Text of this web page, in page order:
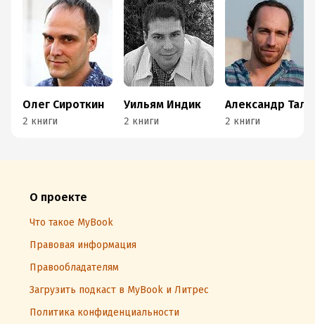
Олег Сироткин
2 книги
Уильям Индик
2 книги 2 книги
О проекте
Что такое MyBook
Правовая информация
Правообладателям
Загрузить подкаст в MyBook и Литрес
Политика конфиденциальности